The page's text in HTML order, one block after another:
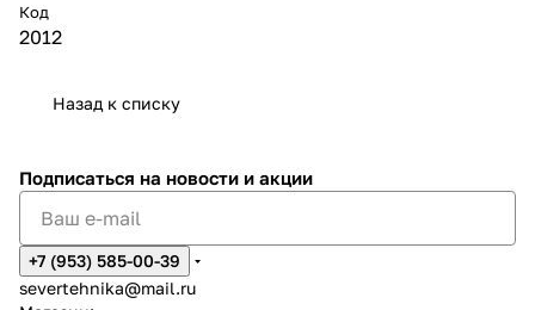
Код
2012
Назад к списку
Подписаться на новости и акции
+7 (953) 585-00-39
severtehnika@mail.ru